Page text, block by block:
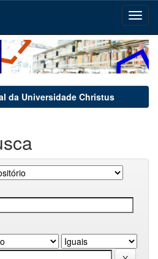
da Universidade Christus